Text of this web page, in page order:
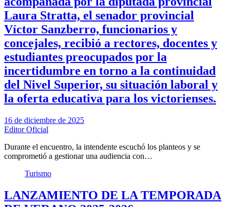
Laura Stratta, el senador provincial
Víctor Sanzberro, funcionarios y
concejales, recibió a rectores, docentes y
estudiantes preocupados por la
incertidumbre en torno a la continuidad
del Nivel Superior, su situación laboral y
la oferta educativa para los victorienses.
16 de diciembre de 2025
Editor Oficial
Durante el encuentro, la intendente escuchó los planteos y se
comprometió a gestionar una audiencia con…
Turismo
LANZAMIENTO DE LA TEMPORADA